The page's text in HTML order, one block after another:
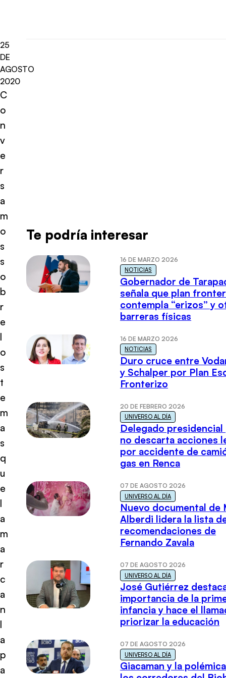
25
DE
AGOSTO
2020
C
o
n
v
e
r
s
a
m
o
s
s
o
b
r
e
l
o
s
t
e
m
a
s
q
u
e
l
a
m
a
r
c
a
n
l
a
p
a
Te podría interesar
16 DE MARZO 2026
NOTICIAS
Gobernador de
señala que plan
contempla “erizos” y
barreras físicas
16 DE MARZO 2026
NOTICIAS
Duro cruce entre
y Schalper por Plan
Fronterizo
20 DE FEBRERO 2026
UNIVERSO AL DÍA
Delegado presidencial
no descarta acciones
por accidente de
gas en Renca
07 DE AGOSTO 2026
UNIVERSO AL DÍA
Nuevo documental de
Alberdi lidera la lista
recomendaciones de
Fernando Zavala
07 DE AGOSTO 2026
UNIVERSO AL DÍA
José Gutiérrez
importancia de la
infancia y hace el
priorizar la educación
07 DE AGOSTO 2026
UNIVERSO AL DÍA
Giacaman y la